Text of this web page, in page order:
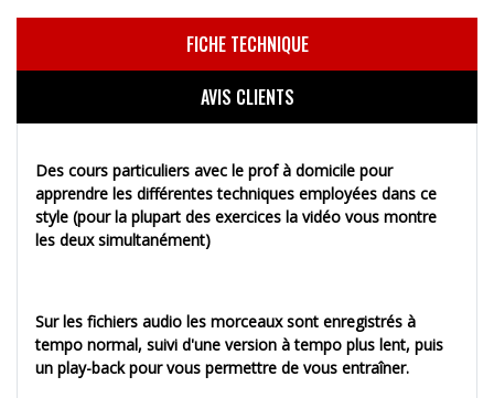
FICHE TECHNIQUE
AVIS CLIENTS
Des cours particuliers avec le prof à domicile pour
apprendre les différentes techniques employées dans ce
style (pour la plupart des exercices la vidéo vous montre
les deux simultanément)
Sur les fichiers audio les morceaux sont enregistrés à
tempo normal, suivi d'une version à tempo plus lent, puis
un play-back pour vous permettre de vous entraîner.